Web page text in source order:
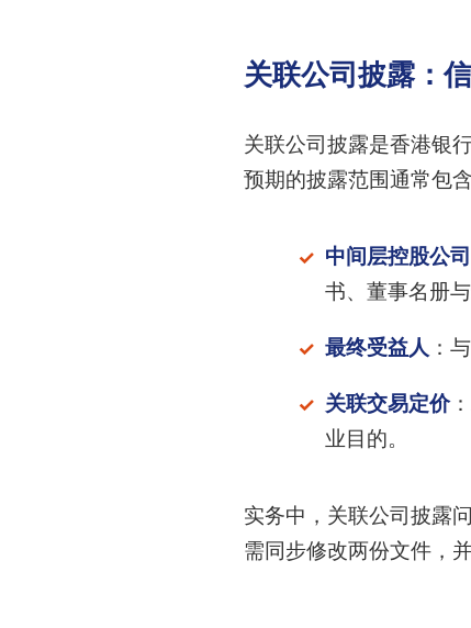
关联公司披露：
关联公司披露是香港银
预期的披露范围通常包含
中间层控股公司
书、董事名册与
最终受益人 ：
关联交易定价
业目的。
实务中，关联公司披露
需同步修改两份文件，